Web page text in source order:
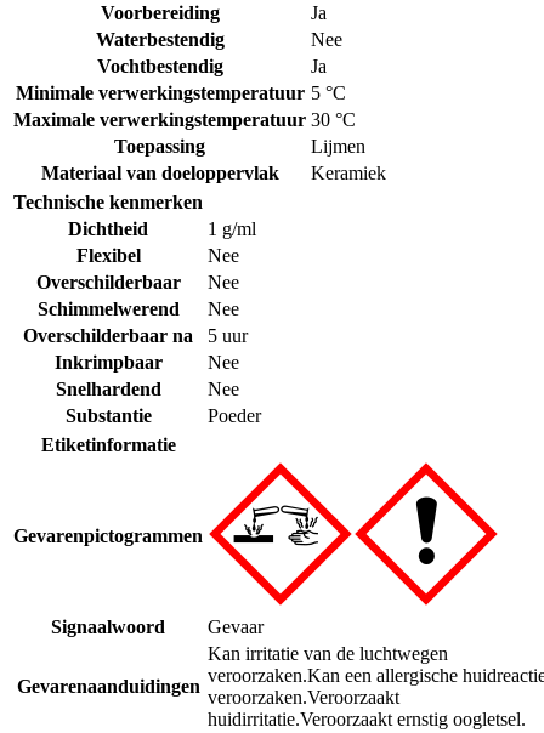
Voorbereiding
Ja
Waterbestendig
Nee
Vochtbestendig
Ja
Minimale verwerkingstemperatuur 5 °C
Maximale verwerkingstemperatuur 30 °C
Toepassing
Lijmen
Materiaal van doeloppervlak
Keramiek
Technische kenmerken
Dichtheid
1 g/ml
Flexibel
Nee
Overschilderbaar
Nee
Schimmelwerend
Nee
Overschilderbaar na
5 uur
Inkrimpbaar
Nee
Snelhardend
Nee
Substantie
Poeder
Etiketinformatie
Gevarenpictogrammen
Signaalwoord Gevaar
Gevarenaanduidingen
Kan irritatie van de luchtwegen
veroorzaken.Kan een allergische
veroorzaken.Veroorzaakt
huidirritatie.Veroorzaakt ernstig oogletsel.